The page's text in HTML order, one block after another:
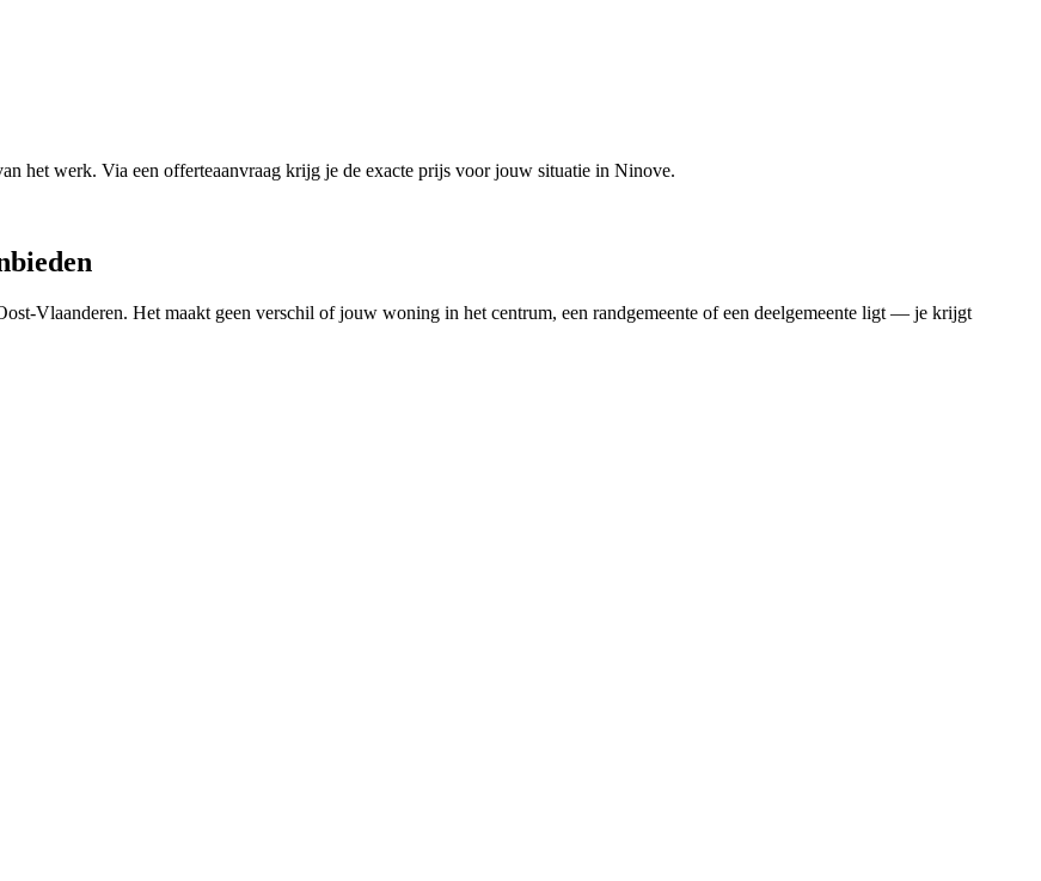
het werk. Via een offerteaanvraag krijg je de exacte prijs voor jouw situatie in Ninove.
Vlaanderen. Het maakt geen verschil of jouw woning in het centrum, een randgemeente of een deelgemeente ligt — je krijgt